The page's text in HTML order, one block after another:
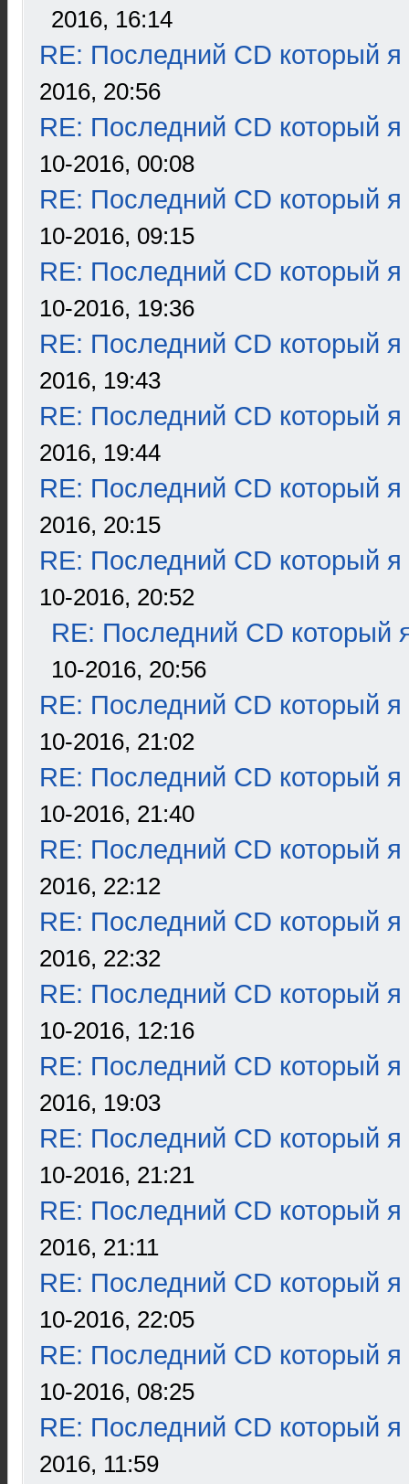
2016, 16:14
RE: Последний CD который я
2016, 20:56
RE: Последний CD который я
10-2016, 00:08
RE: Последний CD который я
10-2016, 09:15
RE: Последний CD который я
10-2016, 19:36
RE: Последний CD который я
2016, 19:43
RE: Последний CD который я
2016, 19:44
RE: Последний CD который я
2016, 20:15
RE: Последний CD который я
10-2016, 20:52
RE: Последний CD который
10-2016, 20:56
RE: Последний CD который я
10-2016, 21:02
RE: Последний CD который я
10-2016, 21:40
RE: Последний CD который я
2016, 22:12
RE: Последний CD который я
2016, 22:32
RE: Последний CD который я
10-2016, 12:16
RE: Последний CD который я
2016, 19:03
RE: Последний CD который я
10-2016, 21:21
RE: Последний CD который я
2016, 21:11
RE: Последний CD который я
10-2016, 22:05
RE: Последний CD который я
10-2016, 08:25
RE: Последний CD который я
2016, 11:59